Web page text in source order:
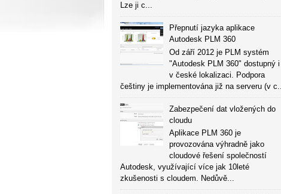
Lze ji c...
Přepnutí jazyka aplikace
Autodesk PLM 360
Od září 2012 je PLM systém
"Autodesk PLM 360" dostupný i
v české lokalizaci. Podpora
češtiny je implementována již na serveru (v c...
Zabezpečení dat vložených do
cloudu
Aplikace PLM 360 je
provozována výhradně jako
cloudové řešení společností
Autodesk, využívající více jak 10leté
zkušenosti s cloudem. Nedůvě...